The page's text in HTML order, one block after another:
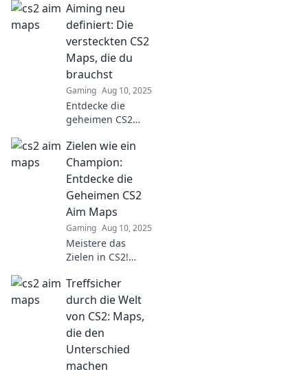
elevate your
shooting skills and
take your
gameplay to new
heights. Discover
more now!
Aiming neu
definiert: Die
versteckten CS2
Maps, die du
brauchst
Gaming Aug 10, 2025
Entdecke die
geheimen CS2
Fokus und deine
Skills auf ein
neues Level
heben! Verpass
nicht diese
Insider-Tipps!
Zielen wie ein
Champion:
Entdecke die
Geheimen CS2
Aim Maps
Gaming Aug 10, 2025
Meistere das
Zielen in CS2!
Aim Maps, die
dein Spiel auf ein
neues Level
heben. Schlage
deine Gegner wie
ein Champion!
Treffsicher
durch die Welt
von CS2: Maps,
die den
Unterschied
machen